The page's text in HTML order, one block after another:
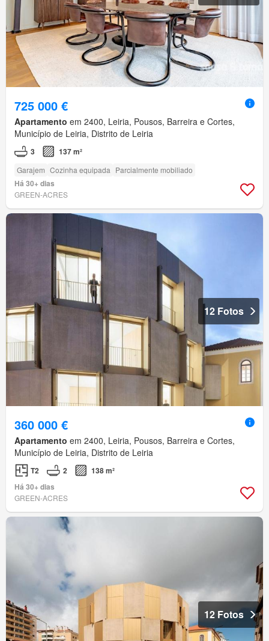
725 000 €
Apartamento em 2400, Leiria, Pousos, Barreira e Cortes,
Município de Leiria, Distrito de Leiria
3 137 m²
Garajem Cozinha equipada Parcialmente mobiliado
Há 30+ dias
GREEN-ACRES
12 Fotos
360 000 €
Apartamento em 2400, Leiria, Pousos, Barreira e Cortes,
Município de Leiria, Distrito de Leiria
T2 2
138 m²
Há 30+ dias
GREEN-ACRES
12 Fotos